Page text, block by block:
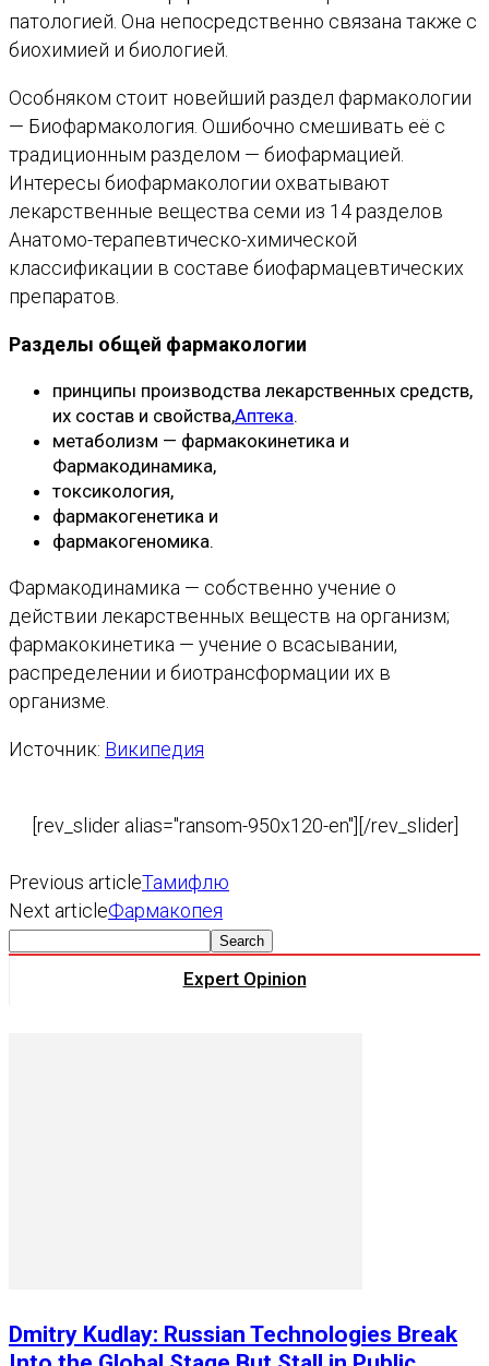
патологией. Она непосредственно связана также с
биохимией и биологией.
Особняком стоит новейший раздел фармакологии
— Биофармакология. Ошибочно смешивать её с
традиционным разделом — биофармацией.
Интересы биофармакологии охватывают
лекарственные вещества семи из 14 разделов
Анатомо-терапевтическо-химической
классификации в составе биофармацевтических
препаратов.
Разделы общей фармакологии
принципы производства лекарственных средств,
их состав и свойства,Аптека.
метаболизм — фармакокинетика и
Фармакодинамика,
токсикология,
фармакогенетика и
фармакогеномика.
Фармакодинамика — собственно учение о
действии лекарственных веществ на организм;
фармакокинетика — учение о всасывании,
распределении и биотрансформации их в
организме.
Источник: Википедия
[rev_slider alias="ransom-950x120-en"][/rev_slider]
Previous articleТамифлю
Next articleФармакопея
Expert Opinion
Dmitry Kudlay: Russian Technologies Break